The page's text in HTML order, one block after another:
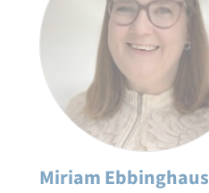
Miriam Ebbinghaus